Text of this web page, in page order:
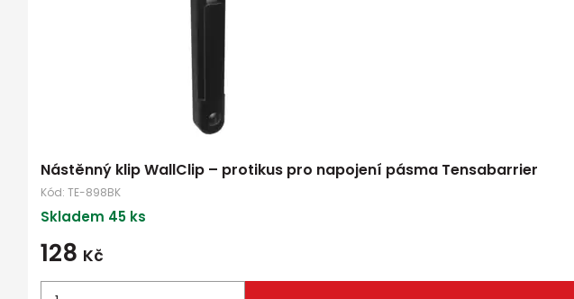
Nástěnný klip WallClip – protikus pro napojení pásma Tensabarrier
Kód: TE-898BK
Skladem 45 ks
128 Kč